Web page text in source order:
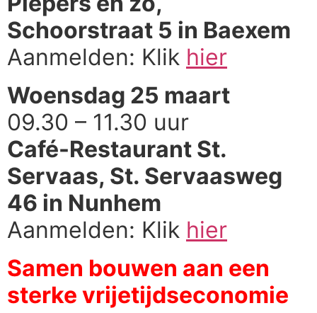
Schoorstraat 5 in Baexem
Aanmelden: Klik hier
Woensdag 25 maart
09.30 – 11.30 uur
Café-Restaurant St.
Servaas, St. Servaasweg
46 in Nunhem
Aanmelden: Klik hier
Samen bouwen aan een
sterke vrijetijdseconomie